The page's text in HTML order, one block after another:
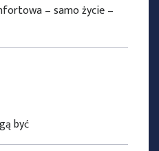
– samo życie –
być